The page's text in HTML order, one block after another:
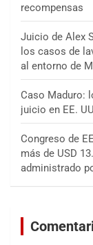
recompensas
Juicio de Alex
los casos de
al entorno de
Caso Maduro:
juicio en EE.
Congreso de
más de USD
administrado